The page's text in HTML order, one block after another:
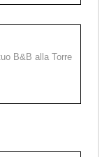
B&B alla Torre